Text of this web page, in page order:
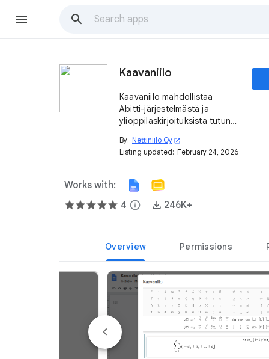
Kaavaniilo
Kaavaniilo mahdollistaa
Abitti-järjestelmästä ja
ylioppilaskirjoituksista tutun
Google Docs- ja Slides-
tiedostoissa ja tätä myöten
ympäristössä.
By: Nettiniilo Oy open_in_new
Listing updated: February 24, 2026
Works with:
4 info 246K+
Overview Permissions